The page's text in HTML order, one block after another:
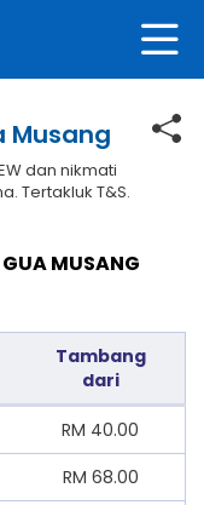
Musang
dan nikmati
Tertakluk T&S.
MUSANG
Tambang
dari
RM 40.00
RM 68.00